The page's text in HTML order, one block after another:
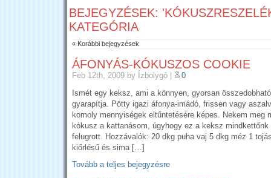
BEJEGYZÉSEK:
KATEGÓRIA
« Korábbi bejegyzések
ÁFONYÁS-KÓKUSZOS COOKIE
Feb 12th, 2009 by Ízbolygó
0
Ismét egy keksz, ami a könnyen, gyorsan
gyarapítja. Pötty igazi áfonya-imádó, frissen vagy
komoly mennyiségek eltűntetésére képes. Nekem meg
kókusz a kattanásom, úgyhogy ez a keksz mindkettőnk
felugrott. Hozzávalók: 20 dkg puha vaj 5 dkg méz 1
kiőrlésű és sima […]
Tovább a teljes bejegyzésre